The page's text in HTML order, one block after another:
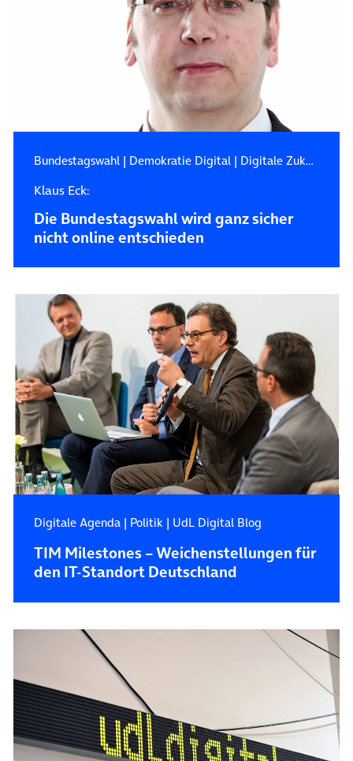
Bundestagswahl| Demokratie Digital| Digitale Zukunft
Klaus Eck:
Die Bundestagswahl wird ganz sicher
nicht online entschieden
Digitale Agenda| Politik| UdL Digital Blog
TIM Milestones – Weichenstellungen für
den IT-Standort Deutschland